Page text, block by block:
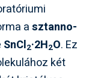
asztanno-
SnCl2·2H2O. Ez
két